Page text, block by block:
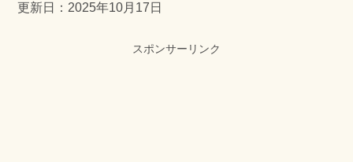
更新日：2025年10月17日
スポンサーリンク